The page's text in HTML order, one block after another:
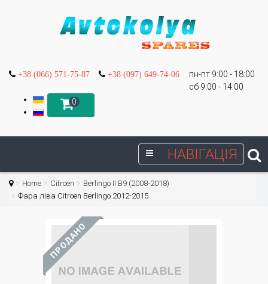
+38 (066) 571-75-87 +38 (097) 649-74-06
пн-пт 9:00 - 18:00
сб 9:00 - 14:00
0
НАВІГАЦІЯ
Home Citroen
Berlingo II B9 (2008-2018)
Фара ліва Citroen Berlingo 2012-2015
ПРОДАНО